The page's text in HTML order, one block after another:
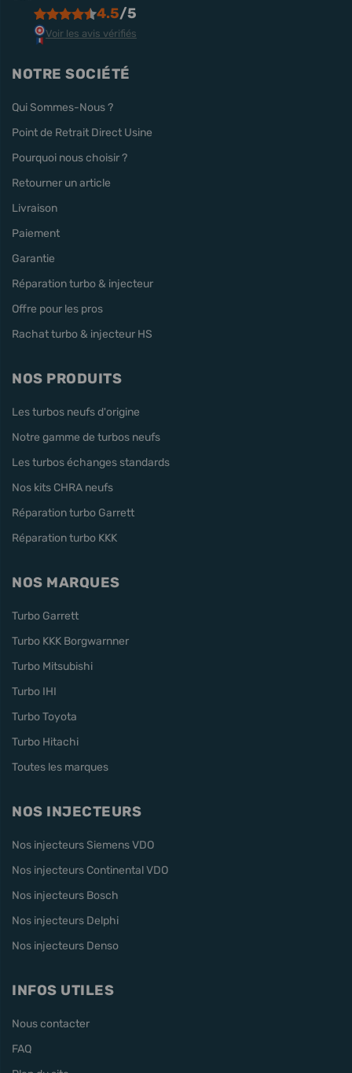
4.5/5
Voir les avis vérifiés
NOTRE SOCIÉTÉ
Qui Sommes-Nous ?
Point de Retrait Direct Usine
Pourquoi nous choisir ?
Retourner un article
Livraison
Paiement
Garantie
Réparation turbo & injecteur
Offre pour les pros
Rachat turbo & injecteur HS
NOS PRODUITS
Les turbos neufs d'origine
Notre gamme de turbos neufs
Les turbos échanges standards
Nos kits CHRA neufs
Réparation turbo Garrett
Réparation turbo KKK
NOS MARQUES
Turbo Garrett
Turbo KKK Borgwarnner
Turbo Mitsubishi
Turbo IHI
Turbo Toyota
Turbo Hitachi
Toutes les marques
NOS INJECTEURS
Nos injecteurs Siemens VDO
Nos injecteurs Continental VDO
Nos injecteurs Bosch
Nos injecteurs Delphi
Nos injecteurs Denso
INFOS UTILES
Nous contacter
FAQ